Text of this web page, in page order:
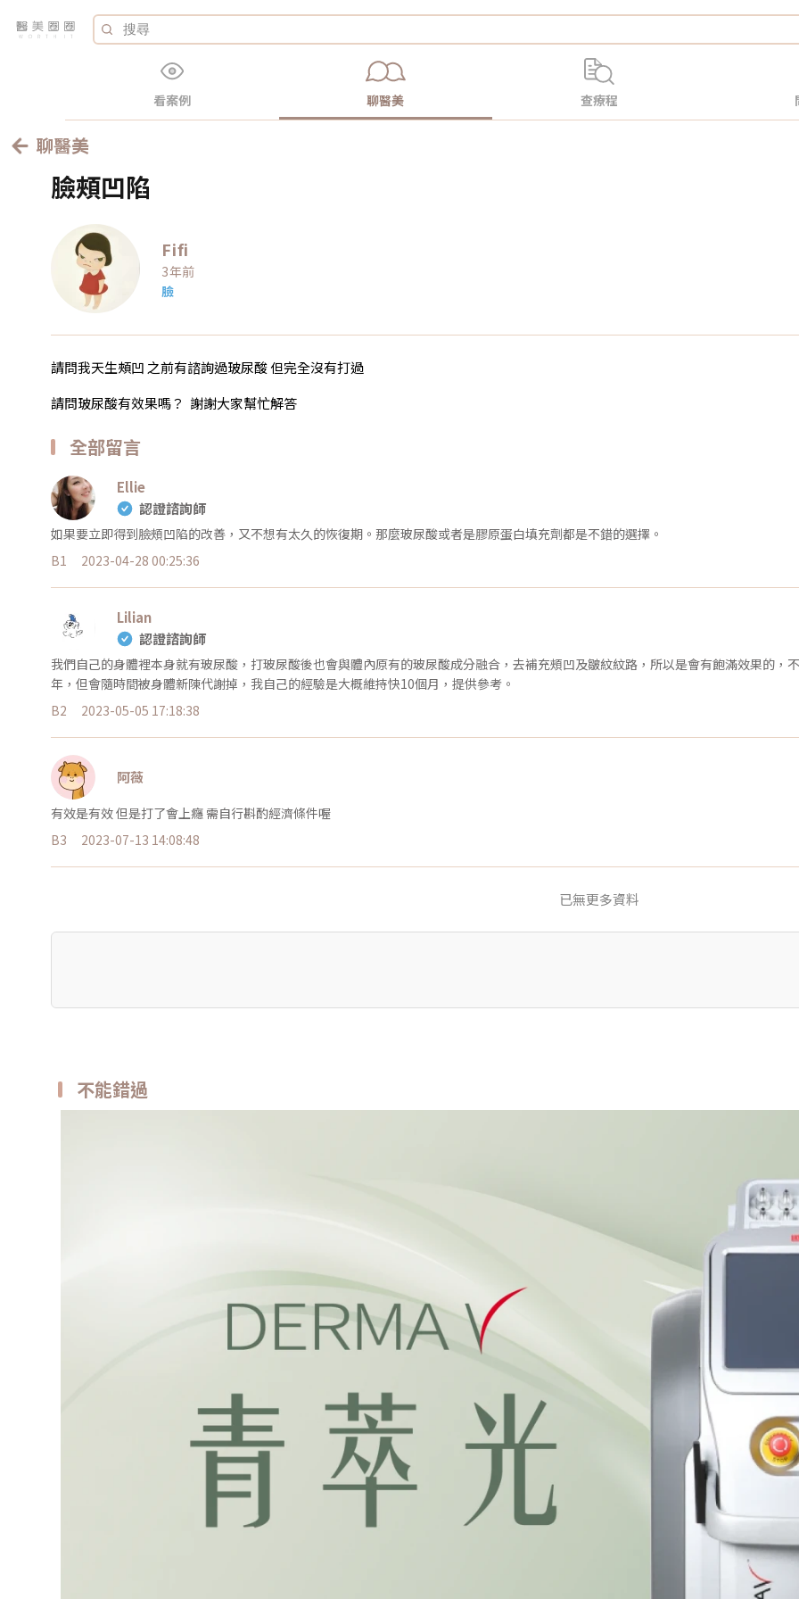
看案例 聊醫美 查療程
聊醫美
臉頰凹陷
Fifi
3年前
臉
請問我天生頰凹 之前有諮詢過玻尿酸 但完全沒有打過
請問玻尿酸有效果嗎？ 謝謝大家幫忙解答
全部留言
Ellie
認證諮詢師
如果要立即得到臉頰凹陷的改善，又不想有太久的恢復期。那麼玻尿酸或者是膠原蛋白填充劑都是不錯的選擇。
B1
2023-04-28 00:25:36
Lilian
認證諮詢師
我們自己的身體裡本身就有玻尿酸，打玻尿酸後也會與體內原有的玻尿酸成分融合，去補充頰凹及皺紋紋路，所以是會有飽滿效果的
年，但會隨時間被身體新陳代謝掉，我自己的經驗是大概維持快10個月，提供參考。
B2
2023-05-05 17:18:38
阿薇
有效是有效 但是打了會上癮 需自行斟酌經濟條件喔
B3
2023-07-13 14:08:48
已無更多資料
不能錯過